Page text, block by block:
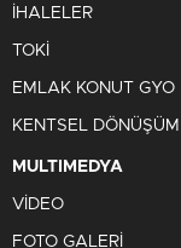
İHALELER
TOKİ
EMLAK KONUT GYO
KENTSEL DÖNÜŞÜM
MULTIMEDYA
VİDEO
FOTO GALERİ